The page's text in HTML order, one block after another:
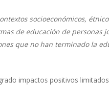
socioeconómicos,
de educación de personas
que no han terminado la
impactos positivos